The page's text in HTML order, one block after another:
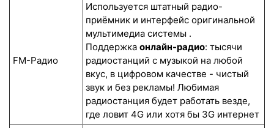
FM-Радио
Используется штатный радио-
приёмник и интерфейс оригинальной
мультимедиа системы .
Поддержка онлайн-радио: тысячи
радиостанций с музыкой на любой
вкус, в цифровом качестве - чистый
звук и без рекламы! Любимая
радиостанция будет работать везде,
где ловит 4G или хотя бы 3G интернет